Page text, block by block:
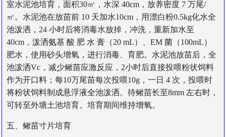
室水泥池培育，面积30㎡，水深 40cm，放养密度 7 万尾/
㎡。水泥池在放苗前 10 天加水10cm，用漂白粉0.5kg化水全
池泼洒，24 小时后将消毒水放掉，冲洗，重新加水至
40cm，泼洒氨基 酸 肥 水 膏（20 mL）、EM 菌（100mL）
肥水，使用砂头增氧，进行消毒、育肥。水泥池放苗后，全
池泼洒Vc，减少鳅苗应激反应，2小时后直接投喂粉状饲料
作为开口料；每10万尾苗每次投喂10g，一日 4 次，投喂时
将粉状饲料制成悬浮液全池泼洒。待鳅苗长至8mm 左右时，
可转至外塘土池培育。培育期间维持增氧。
五、鳅苗寸片培育